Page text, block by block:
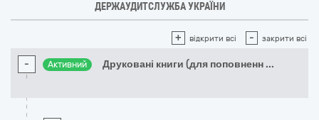
ДЕРЖАУДИТСЛУЖБА УКРАЇНИ
+ відкрити всі - закрити всі
- Активний Друковані книги (для поповненн ...